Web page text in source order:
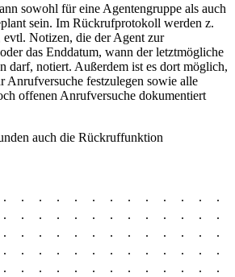
sowohl für eine Agentengruppe als auch
sein. Im Rückrufprotokoll werden z.
evtl. Notizen, die der Agent zur
das Enddatum, wann der letztmögliche
darf, notiert. Außerdem ist es dort möglich,
Anrufversuche festzulegen sowie alle
offenen Anrufversuche dokumentiert
auch die Rückruffunktion